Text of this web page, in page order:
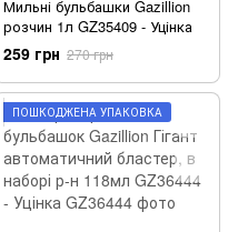
Мильні бульбашки Gazillion
розчин 1л GZ35409 - Уцінка
259 грн 270 грн
ПОШКОДЖЕНА УПАКОВКА